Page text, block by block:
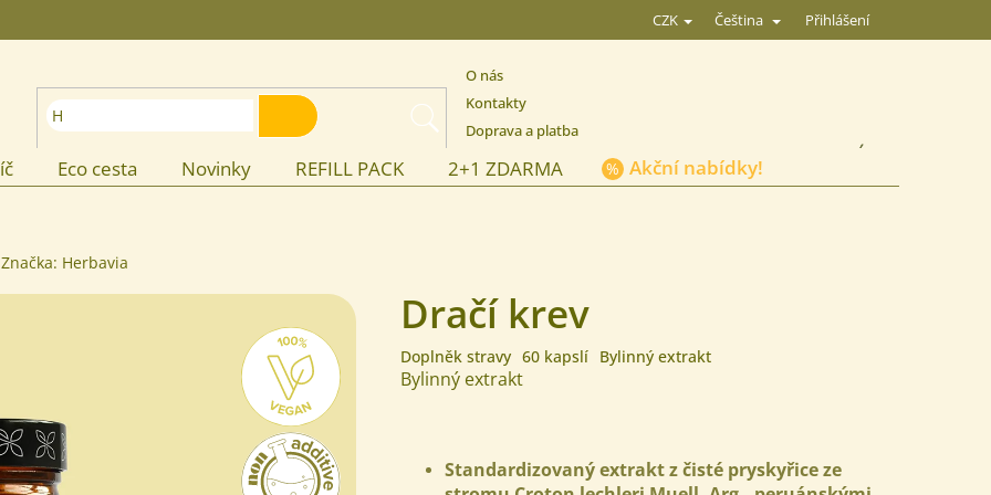
CZK Čeština Přihlášení
HLEDAT
O nás
Kontakty
Doprava a platba
KOŠÍK
Eco cesta Novinky REFILL PACK 2+1 ZDARMA Akční nabídky!
Značka: Herbavia
Dračí krev
Doplněk stravy 60 kapslí Bylinný extrakt
Bylinný extrakt
Standardizovanýextrakt z čisté pryskyřice ze